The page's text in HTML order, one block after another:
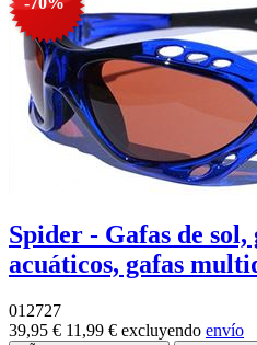
Spider - Gafas de
acuáticos, gafas
012727
39,95 € 11,99 € excluyendo envío